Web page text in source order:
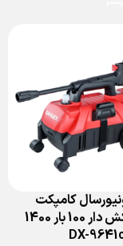
کامپکت
دنلکس مکش دار 100 بار 1400